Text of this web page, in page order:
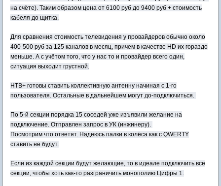
на счёте). Таким образом цена от 6100 руб до 9400 руб + стоимость
кабеля до щитка.
Для сравнения стоимость телевидения у провайдеров обычно около
400-500 руб за 125 каналов в месяц, причем в качестве HD их гораздо
меньше. А с учётом того, что у нас то и провайдер всего один,
ситуация выходит грустной.
НТВ+ готовы ставить коллективную антенну начиная с 1-го
пользователя. Остальные в дальнейшем могут до-подключиться.
По 5-й секции порядка 15 соседей уже изъявили желание на
подключение. Отправлен запрос в УК (инжинеру).
Посмотрим что ответят. Надеюсь палки в колёса как с QWERTY
ставить не будут.
Если из каждой секции будут желающие, то в идеале подключить все
секции, чтобы хоть как-то разграничить монополию Цифры 1.